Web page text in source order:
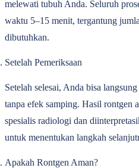
melewati tubuh Anda. Seluruh
waktu 5–15 menit, tergantung
dibutuhkan.
Setelah Pemeriksaan
Setelah selesai, Anda bisa
tanpa efek samping. Hasil rontgen
spesialis radiologi dan
untuk menentukan langkah
Apakah Rontgen Aman?